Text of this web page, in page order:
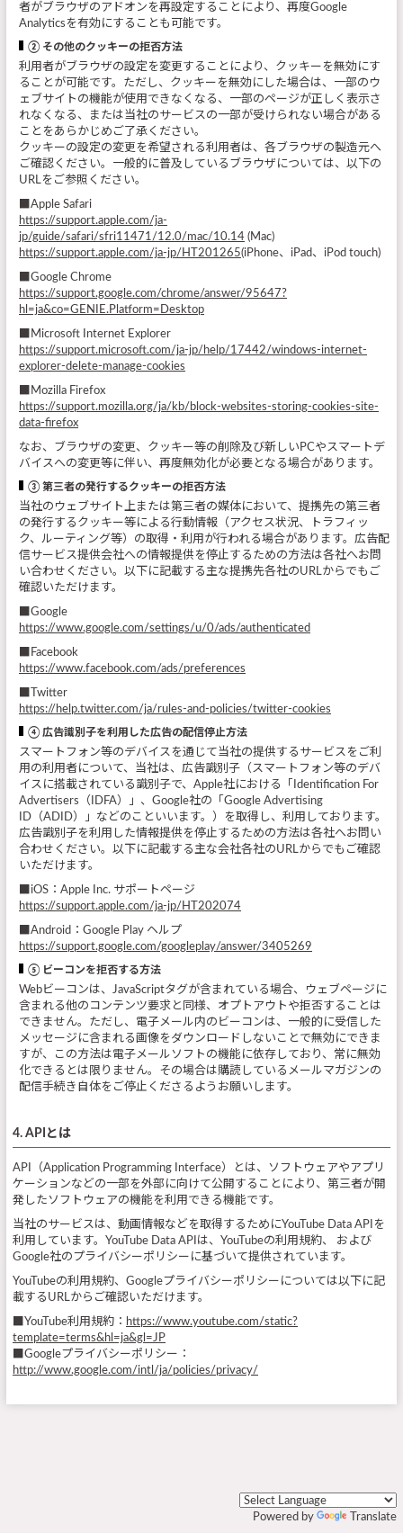
者がブラウザのアドオンを再設定することにより、再度Google
Analyticsを有効にすることも可能です。
② その他のクッキーの拒否方法
利用者がブラウザの設定を変更することにより、クッキーを無効にす
ることが可能です。ただし、クッキーを無効にした場合は、一部のウ
ェブサイトの機能が使用できなくなる、一部のページが正しく表示さ
れなくなる、または当社のサービスの一部が受けられない場合がある
ことをあらかじめご了承ください。
クッキーの設定の変更を希望される利用者は、各ブラウザの製造元へ
ご確認ください。一般的に普及しているブラウザについては、以下の
URLをご参照ください。
■Apple Safari
https://support.apple.com/ja-
jp/guide/safari/sfri11471/12.0/mac/10.14 (Mac)
https://support.apple.com/ja-jp/HT201265(iPhone、iPad、iPod touch)
■Google Chrome
https://support.google.com/chrome/answer/95647?
hl=ja&co=GENIE.Platform=Desktop
■Microsoft Internet Explorer
https://support.microsoft.com/ja-jp/help/17442/windows-internet-
explorer-delete-manage-cookies
■Mozilla Firefox
https://support.mozilla.org/ja/kb/block-websites-storing-cookies-site-
data-firefox
なお、ブラウザの変更、クッキー等の削除及び新しいPCやスマートデ
バイスへの変更等に伴い、再度無効化が必要となる場合があります。
③ 第三者の発行するクッキーの拒否方法
当社のウェブサイト上または第三者の媒体において、提携先の第三者
の発行するクッキー等による行動情報（アクセス状況、トラフィッ
ク、ルーティング等）の取得・利用が行われる場合があります。広告配
信サービス提供会社への情報提供を停止するための方法は各社へお問
い合わせください。以下に記載する主な提携先各社のURLからでもご
確認いただけます。
■Google
https://www.google.com/settings/u/0/ads/authenticated
■Facebook
https://www.facebook.com/ads/preferences
■Twitter
https://help.twitter.com/ja/rules-and-policies/twitter-cookies
④ 広告識別子を利用した広告の配信停止方法
スマートフォン等のデバイスを通じて当社の提供するサービスをご利
用の利用者について、当社は、広告識別子（スマートフォン等のデバ
イスに搭載されている識別子で、Apple社における「Identification For
Advertisers（IDFA）」、Google社の「Google Advertising
ID（ADID）」などのこといいます。）を取得し、利用しております。
広告識別子を利用した情報提供を停止するための方法は各社へお問い
合わせください。以下に記載する主な会社各社のURLからでもご確認
いただけます。
■iOS：Apple Inc. サポートページ
https://support.apple.com/ja-jp/HT202074
■Android：Google Play ヘルプ
https://support.google.com/googleplay/answer/3405269
⑤ ビーコンを拒否する方法
Webビーコンは、JavaScriptタグが含まれている場合、ウェブページに
含まれる他のコンテンツ要求と同様、オプトアウトや拒否することは
できません。ただし、電子メール内のビーコンは、一般的に受信した
メッセージに含まれる画像をダウンロードしないことで無効にできま
すが、この方法は電子メールソフトの機能に依存しており、常に無効
化できるとは限りません。その場合は購読しているメールマガジンの
配信手続き自体をご停止くださるようお願いします。
4. APIとは
API（Application Programming Interface）とは、ソフトウェアやアプリ
ケーションなどの一部を外部に向けて公開することにより、第三者が開
発したソフトウェアの機能を利用できる機能です。
当社のサービスは、動画情報などを取得するためにYouTube Data APIを
利用しています。YouTube Data APIは、YouTubeの利用規約、 および
Google社のプライバシーポリシーに基づいて提供されています。
YouTubeの利用規約、Googleプライバシーポリシーについては以下に記
載するURLからご確認いただけます。
■YouTube利用規約： https://www.youtube.com/static?
template=terms&hl=ja&gl=JP
■Googleプライバシーポリシー：
http://www.google.com/intl/ja/policies/privacy/
Powered by Translate